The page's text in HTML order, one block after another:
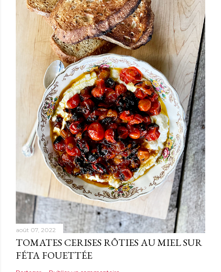
août 07, 2022
TOMATES CERISES RÔTIES AU MIEL SUR
FÉTA FOUETTÉE